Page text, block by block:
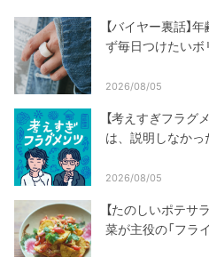
【バイヤー裏話】
ず毎日つけたいボ
2026/08/05
【考えすぎフラグ
は、説明しなかっ
2026/08/05
【たのしいポテサ
菜が主役の「フラ